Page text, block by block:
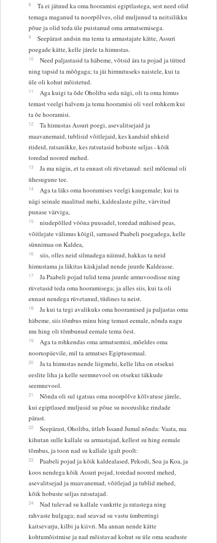
8
Ta ei jätnud ka oma hooramisi egiptlastega, sest need olid
temaga maganud ta noorpõlves, olid muljunud ta neitsilikku
põue ja olid teda üle puistanud oma armatsemisega.
9
Seepärast andsin ma tema ta armastajate kätte, Assuri
poegade kätte, kelle järele ta himustas.
10
Need paljastasid ta häbeme, võtsid ära ta pojad ja tütred
ning tapsid ta mõõgaga; ta jäi hirmutuseks naistele, kui ta
üle oli kohut mõistetud.
11
Aga kuigi ta õde Oholiba seda nägi, oli ta oma himus
temast veelgi halvem ja tema hooramisi oli veel rohkem kui
ta õe hooramisi.
12
Ta himustas Assuri poegi, asevalitsejaid ja
maavanemaid, tublisid võitlejaid, kes kandsid uhkeid
riideid, ratsanikke, kes ratsutasid hobuste seljas - kõik
toredad noored mehed.
13
Ja ma nägin, et ta ennast oli rüvetanud: neil mõlemal oli
ühesugune tee.
14
Aga ta läks oma hooramises veelgi kaugemale; kui ta
nägi seinale maalitud mehi, kaldealaste pilte, värvitud
punase värviga,
15
niudepõlled vööna puusadel, toredad mähised peas,
võitlejate välimus kõigil, sarnased Paabeli poegadega, kelle
sünnimaa on Kaldea,
16
siis, olles neid silmadega näinud, hakkas ta neid
himustama ja läkitas käskjalad nende juurde Kaldeasse.
17
Ja Paabeli pojad tulid tema juurde armuvoodisse ning
rüvetasid teda oma hooramisega; ja alles siis, kui ta oli
ennast nendega rüvetanud, tüdines ta neist.
18
Ja kui ta tegi avalikuks oma hooramised ja paljastas oma
häbeme, siis tõmbus minu hing temast eemale, nõnda nagu
mu hing oli tõmbunud eemale tema õest.
19
Aga ta rohkendas oma armatsemisi, mõeldes oma
nooruspäevile, mil ta armatses Egiptusemaal.
20
Ja ta himustas nende liigmehi, kelle liha on otsekui
eeslite liha ja kelle seemnevool on otsekui täkkude
seemnevool.
21
Nõnda oli sul igatsus oma noorpõlve kõlvatuse järele,
kui egiptlased muljusid su põue su nooruslike rindade
pärast.
22
Seepärast, Oholiba, ütleb Issand Jumal nõnda: Vaata, ma
kihutan sulle kallale su armastajad, kellest su hing eemale
tõmbus, ja toon nad su kallale igalt poolt:
23
Paabeli pojad ja kõik kaldealased, Pekodi, Soa ja Koa, ja
koos nendega kõik Assuri pojad, toredad noored mehed,
asevalitsejad ja maavanemad, võitlejad ja tublid mehed,
kõik hobuste seljas ratsutajad.
24
Nad tulevad su kallale vankrite ja ratastega ning
rahvaste hulgaga; nad seavad su vastu ümberringi
kaitsevarju, kilbi ja kiivri. Ma annan nende kätte
kohtumõistmise ja nad mõistavad kohut su üle oma seaduste